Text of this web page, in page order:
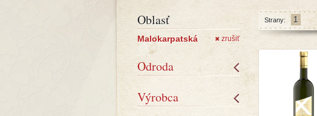
Oblasť
Malokarpatská ✖ zrušiť
Odroda
Výrobca
Strany: 1